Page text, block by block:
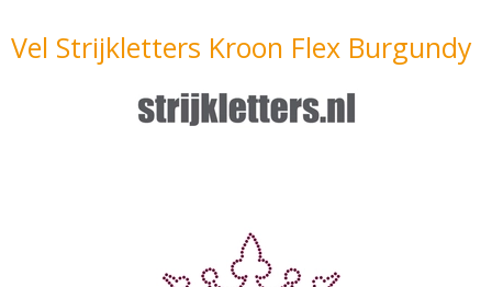
Vel Strijkletters Kroon Flex Burgundy